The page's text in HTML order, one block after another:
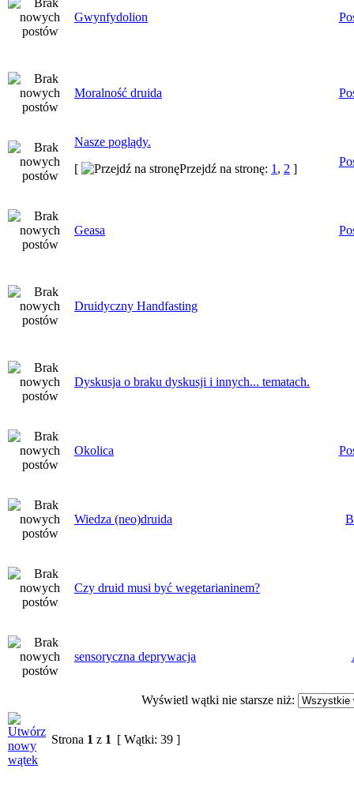
Gwynfydolion
Moralność druida
Nasze poglądy.
[
Przejdź na stronę: 1 , 2 ]
Geasa
Druidyczny Handfasting
Dyskusja o braku dyskusji i innych... tematach.
Okolica
Wiedza (neo)druida
Czy druid musi być wegetarianinem?
sensoryczna deprywacja
Wyświetl wątki nie starsze niż:
Strona 1 z 1 [ Wątki: 39 ]